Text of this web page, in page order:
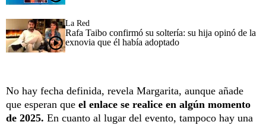
La Red
Rafa Taibo confirmó su soltería: su hija opinó de la
exnovia que él había adoptado
No hay fecha definida, revela Margarita, aunque añade
que esperan que el enlace se realice en algún momento
de 2025. En cuanto al lugar del evento, tampoco hay una